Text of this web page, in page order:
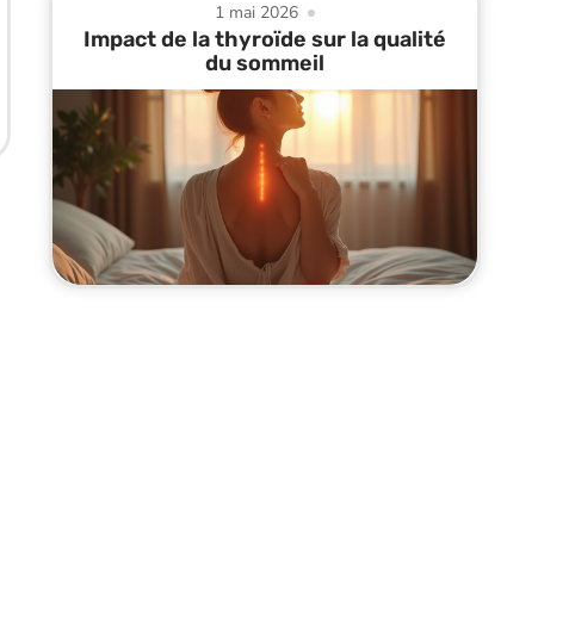
1 mai 2026
Impact de la thyroïde sur la qualité
du sommeil